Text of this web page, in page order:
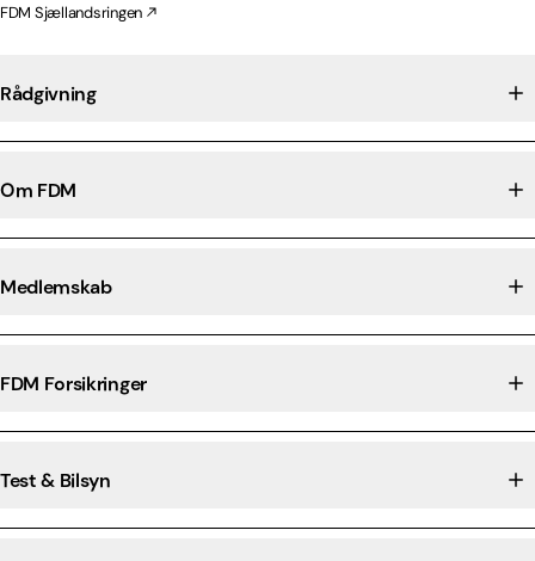
FDM Sjællandsringen
Rådgivning
Om FDM
Medlemskab
FDM Forsikringer
Test & Bilsyn